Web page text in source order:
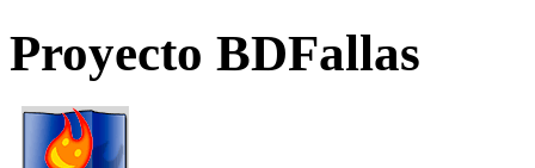
Proyecto BDFallas